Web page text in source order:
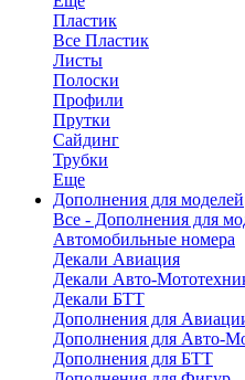
Пластик
Все Пластик
Листы
Полоски
Профили
Прутки
Сайдинг
Трубки
Еще
Дополнения для моделей
Все - Дополнения для
Автомобильные номера
Декали Авиация
Декали Авто-
Декали БТТ
Дополнения для
Дополнения для Авто-
Дополнения для БТТ